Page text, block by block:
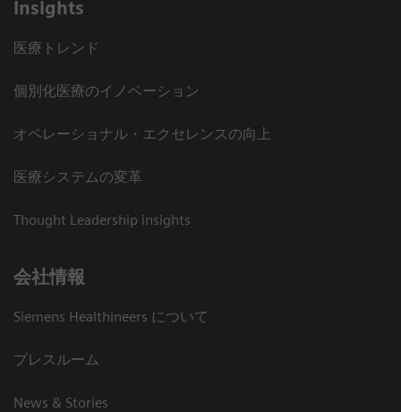
Insights
医療トレンド
個別化医療のイノベーション
オペレーショナル・エクセレンスの向上
医療システムの変革
Thought Leadership insights
会社情報
Siemens Healthineers について
プレスルーム
News & Stories